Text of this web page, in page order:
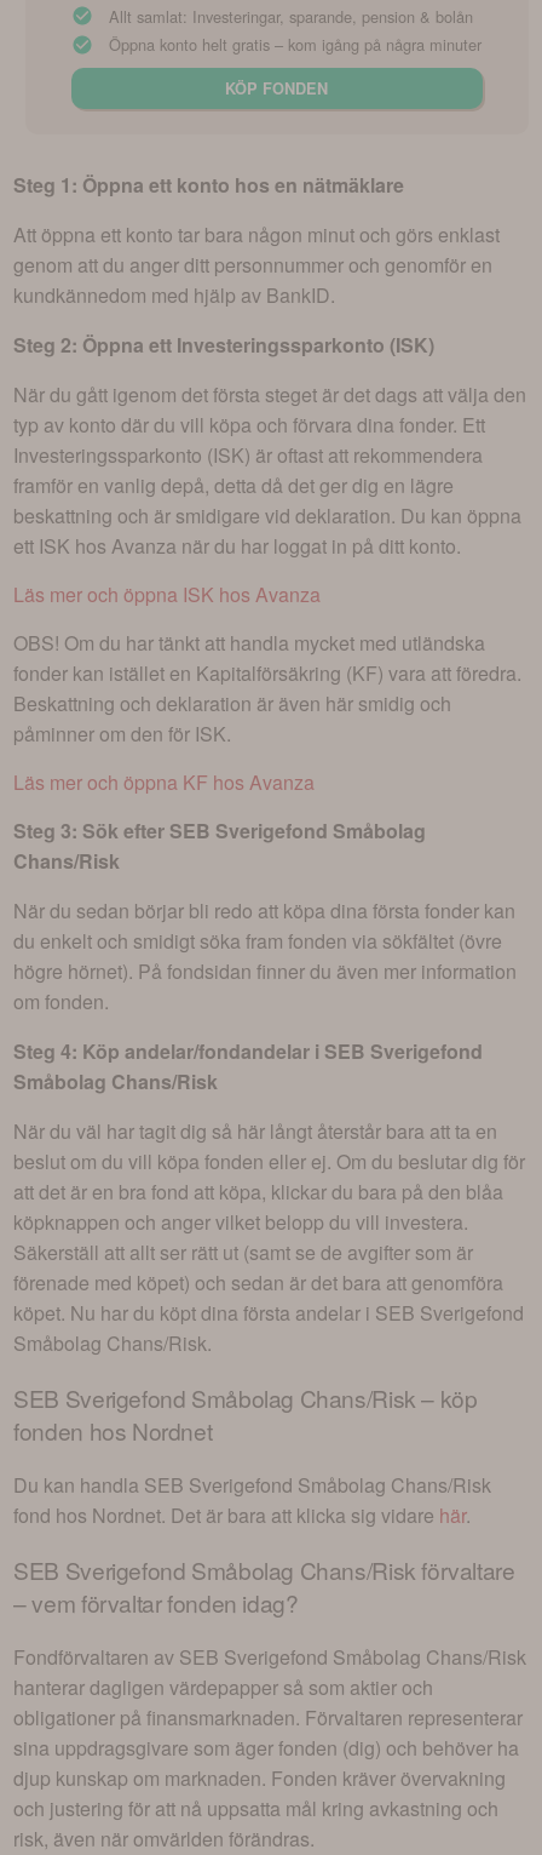
Allt samlat: Investeringar, sparande, pension & bolån
Öppna konto helt gratis – kom igång på några minuter
KÖP FONDEN
Steg 1: Öppna ett konto hos en nätmäklare
Att öppna ett konto tar bara någon minut och görs enklast
genom att du anger ditt personnummer och genomför en
kundkännedom med hjälp av BankID.
Steg 2: Öppna ett Investeringssparkonto (ISK)
När du gått igenom det första steget är det dags att välja den
typ av konto där du vill köpa och förvara dina fonder. Ett
Investeringssparkonto (ISK) är oftast att rekommendera
framför en vanlig depå, detta då det ger dig en lägre
beskattning och är smidigare vid deklaration. Du kan öppna
ett ISK hos Avanza när du har loggat in på ditt konto.
Läs mer och öppna ISK hos Avanza
OBS! Om du har tänkt att handla mycket med utländska
fonder kan istället en Kapitalförsäkring (KF) vara att föredra.
Beskattning och deklaration är även här smidig och
påminner om den för ISK.
Läs mer och öppna KF hos Avanza
Steg 3: Sök efter SEB Sverigefond Småbolag
Chans/Risk
När du sedan börjar bli redo att köpa dina första fonder kan
du enkelt och smidigt söka fram fonden via sökfältet (övre
högre hörnet). På fondsidan finner du även mer information
om fonden.
Steg 4: Köp andelar/fondandelar i SEB Sverigefond
Småbolag Chans/Risk
När du väl har tagit dig så här långt återstår bara att ta en
beslut om du vill köpa fonden eller ej. Om du beslutar dig för
att det är en bra fond att köpa, klickar du bara på den blåa
köpknappen och anger vilket belopp du vill investera.
Säkerställ att allt ser rätt ut (samt se de avgifter som är
förenade med köpet) och sedan är det bara att genomföra
köpet. Nu har du köpt dina första andelar i SEB Sverigefond
Småbolag Chans/Risk.
SEB Sverigefond Småbolag Chans/Risk– köp
fonden hos Nordnet
Du kan handla SEB Sverigefond Småbolag Chans/Risk
fond hos Nordnet. Det är bara att klicka sig vidare här.
SEB Sverigefond Småbolag Chans/Riskförvaltare
– vem förvaltar fonden idag?
Fondförvaltaren av SEB Sverigefond Småbolag Chans/Risk
hanterar dagligen värdepapper så som aktier och
obligationer på finansmarknaden. Förvaltaren representerar
sina uppdragsgivare som äger fonden (dig) och behöver ha
djup kunskap om marknaden. Fonden kräver övervakning
och justering för att nå uppsatta mål kring avkastning och
risk, även när omvärlden förändras.